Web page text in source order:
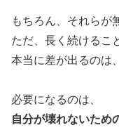
もちろん、それらが
ただ、長く続けるこ
本当に差が出るのは
必要になるのは、
自分が壊れないため